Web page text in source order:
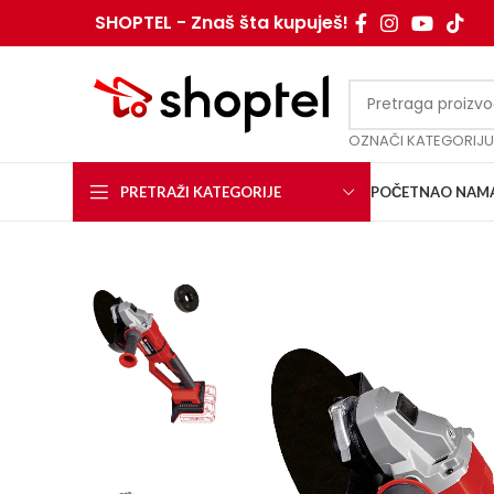
SHOPTEL - Znaš šta kupuješ!
OZNAČI KATEGORIJU
PRETRAŽI KATEGORIJE POČETNAO